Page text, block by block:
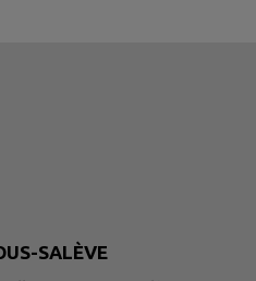
SALÈVE